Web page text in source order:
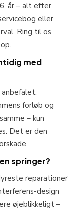
år – alt efter
eller
Ring til os
med
forløb og
– kun
Det er den
springer?
reparationer
design
øjeblikkeligt –